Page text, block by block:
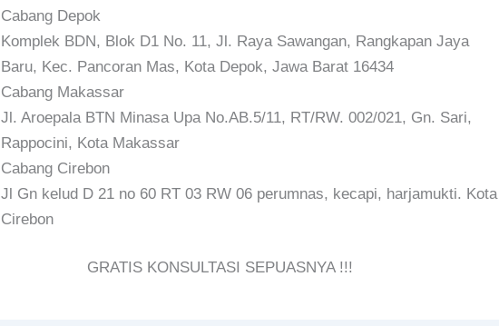
Cabang Depok
Komplek BDN, Blok D1 No. 11, Jl. Raya Sawangan, Rangkapan Jaya
Baru, Kec. Pancoran Mas, Kota Depok, Jawa Barat 16434
Cabang Makassar
Jl. Aroepala BTN Minasa Upa No.AB.5/11, RT/RW. 002/021, Gn. Sari,
Rappocini, Kota Makassar
Cabang Cirebon
Jl Gn kelud D 21 no 60 RT 03 RW 06 perumnas, kecapi, harjamukti. Kota
Cirebon
GRATIS KONSULTASI SEPUASNYA !!!